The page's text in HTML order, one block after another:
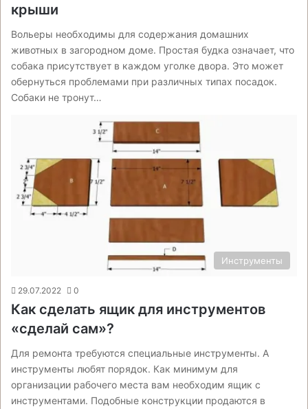
крыши
Вольеры необходимы для содержания домашних
животных в загородном доме. Простая будка означает, что
собака присутствует в каждом уголке двора. Это может
обернуться проблемами при различных типах посадок.
Собаки не тронут…
Инструменты
29.07.2022 0
Как сделать ящик для инструментов
«сделай сам»?
Для ремонта требуются специальные инструменты. А
инструменты любят порядок. Как минимум для
организации рабочего места вам необходим ящик с
инструментами. Подобные конструкции продаются в